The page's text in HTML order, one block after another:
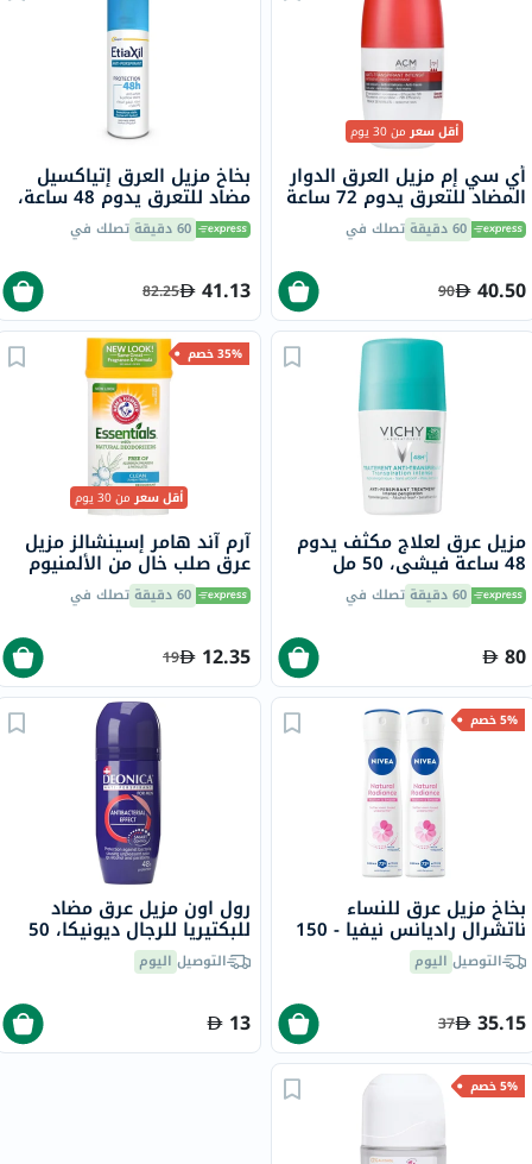
أقل سعرمن 30 يوم
أي سي إم مزيل العرق الدوار
المضاد للتعرق يدوم 72 ساعة
للبشرة الحساسة 50 مل
60 دقيقة تصلك في
40.50
90
بخاخ مزيل العرق إتياكسيل
مضاد للتعرق يدوم 48 ساعة،
150 مل 60 دقيقة تصلك في
41.13
82.25
مزيل عرق لعلاج مكثف يدوم
48 ساعة فيشي، 50 مل
60 دقيقة تصلك في
80
35% خصم
أقل سعرمن 30 يوم
آرم آند هامر إسينشالز مزيل
عرق صلب خالٍ من الألمنيوم
بمزيلات عرق طبيعية، برائحة
النظافة، 71 جرام
60 دقيقة تصلك في
12.35
19
5% خصم
بخاخ مزيل عرق للنساء
ناتشرال راديانس نيفيا - 150
مل × 2التوصيل اليوم
35.15
37
رول اون مزيل عرق مضاد
للبكتيريا للرجال ديونيكا، 50
ملالتوصيل اليوم
13
5% خصم